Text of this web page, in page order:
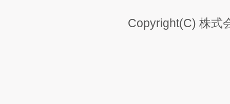
Copyright(C) 株式